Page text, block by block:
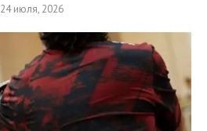
24 июля, 2026